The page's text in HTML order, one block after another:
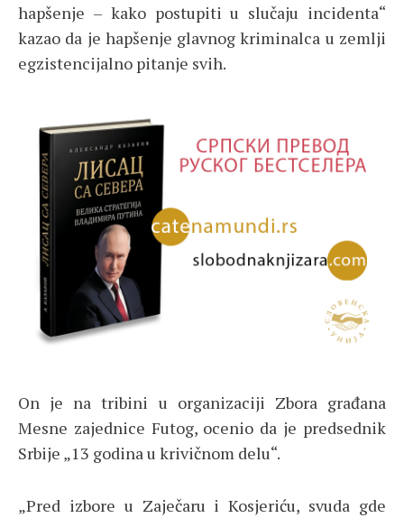
hapšenje – kako postupiti u slučaju incidenta“
kazao da je hapšenje glavnog kriminalca u zemlji
egzistencijalno pitanje svih.
On je na tribini u organizaciji Zbora građana
Mesne zajednice Futog, ocenio da je predsednik
Srbije „13 godina u krivičnom delu“.
„Pred izbore u Zaječaru i Kosjeriću, svuda gde